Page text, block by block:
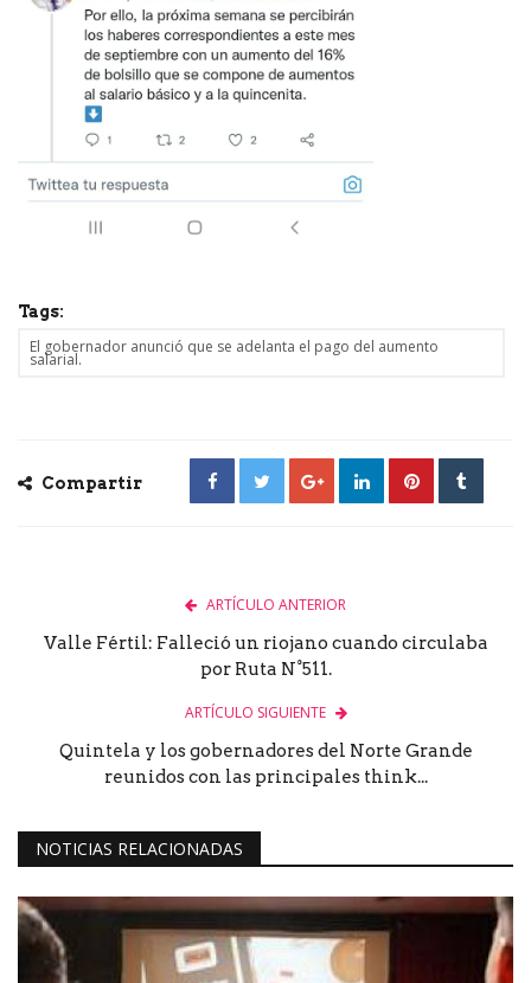
Tags:
El gobernador anunció que se adelanta el pago del aumento
salarial.
Compartir
ARTÍCULO ANTERIOR
Valle Fértil: Falleció un riojano cuando circulaba
por Ruta N°511.
ARTÍCULO SIGUIENTE
Quintela y los gobernadores del Norte Grande
reunidos con las principales think...
NOTICIAS RELACIONADAS